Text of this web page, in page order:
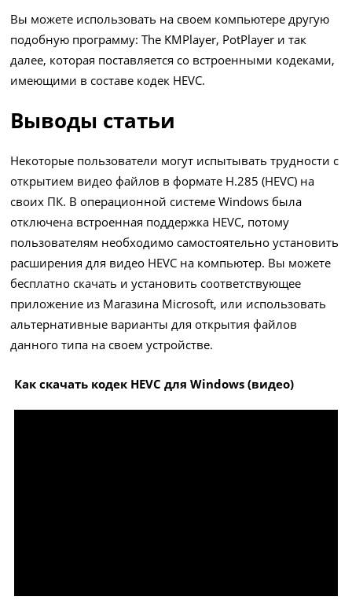
Вы можете использовать на своем компьютере другую
подобную программу: The KMPlayer, PotPlayer и так
далее, которая поставляется со встроенными кодеками,
имеющими в составе кодек HEVC.
Выводы статьи
Некоторые пользователи могут испытывать трудности с
открытием видео файлов в формате H.285 (HEVC) на
своих ПК. В операционной системе Windows была
отключена встроенная поддержка HEVC, потому
пользователям необходимо самостоятельно установить
расширения для видео HEVC на компьютер. Вы можете
бесплатно скачать и установить соответствующее
приложение из Магазина Microsoft, или использовать
альтернативные варианты для открытия файлов
данного типа на своем устройстве.
Как скачать кодек HEVC для Windows (видео)